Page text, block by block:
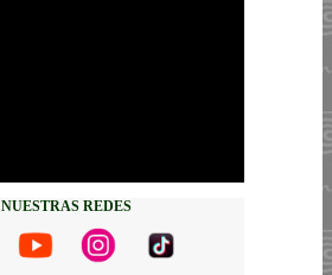
NUESTRAS REDES